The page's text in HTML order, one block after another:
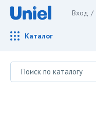
Вход /
Каталог